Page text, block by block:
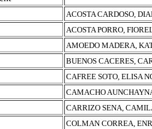
ACOSTA CARDOSO,
ACOSTA PORRO,
AMOEDO MADERA,
BUENOS CACERES,
CAFREE SOTO, ELISA
CAMACHO
CARRIZO SENA,
COLMAN CORREA,